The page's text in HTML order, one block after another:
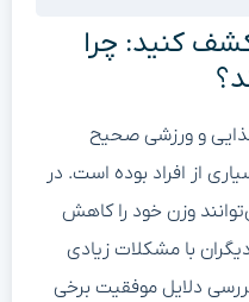
کنید: چرا
و ورزشی صحیح
از افراد بوده است. در
وزن خود را کاهش
با مشکلات زیادی
دلایل موفقیت برخی